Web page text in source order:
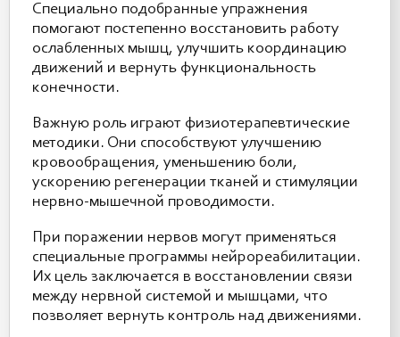
Специально подобранные упражнения
помогают постепенно восстановить работу
ослабленных мышц, улучшить координацию
движений и вернуть функциональность
конечности.
Важную роль играют физиотерапевтические
методики. Они способствуют улучшению
кровообращения, уменьшению боли,
ускорению регенерации тканей и стимуляции
нервно-мышечной проводимости.
При поражении нервов могут применяться
специальные программы нейрореабилитации.
Их цель заключается в восстановлении связи
между нервной системой и мышцами, что
позволяет вернуть контроль над движениями.